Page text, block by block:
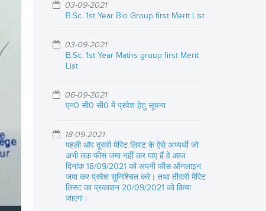
03-09-2021
B.Sc. 1st Year Bio Group first Merit List
03-09-2021
B.Sc. 1st Year Maths group first Merit
List
06-09-2021
एन0 सी0 सी0 में प्रवेश हेतु सूचना
18-09-2021
पहली और दूसरी मेरिट लिस्ट के ऐसे अभ्यर्थी जो
अभी तक फीस जमा नहीं कर पाए हैं वे आज
दिनांक 18/09/2021 को अपनी फीस ऑनलाइन
जमा कर प्रवेश सुनिश्चित करे। तथा तीसरी मेरिट
लिस्ट का प्रकाशन 20/09/2021 को किया
जाएगा।